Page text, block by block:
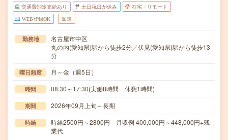
交通費別途支給あり 土日祝日が休み 在宅・リモート
WEB登録OK 派遣
勤務地
名古屋市中区
丸の内(愛知県)駅から徒歩2分／伏見(愛知県)駅から徒歩13
分
曜日頻度 月～金（週5日）
時間 08:30～17:30(実働8時間 休憩1時間)
期間 2026年09月上旬～長期
時給
時給2500円～2800円 月収例 400,000円～448,000円+残
業代